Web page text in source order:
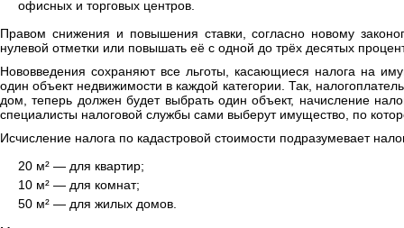
офисных и торговых центров.
Правом снижения и повышения ставки, согласно новому
нулевой отметки или повышать её с одной до трёх десятых
Нововведения сохраняют все льготы, касающиеся налога на
один объект недвижимости в каждой категории. Так,
дом, теперь должен будет выбрать один объект, начисление
специалисты налоговой службы сами выберут имущество, по
Исчисление налога по кадастровой стоимости подразумевает
20 м² — для квартир;
10 м² — для комнат;
50 м² — для жилых домов.